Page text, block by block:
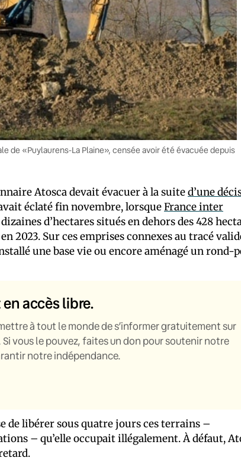
de «Puylaurens-La Plaine», censée avoir été évacuée depuis
Atosca devait évacuer à la suited’une
éclaté fin novembre, lorsqueFrance inter
d’hectares situés en dehors des 428
2023. Sur ces emprises connexes au tracé
une base vie ou encore aménagé un rond-
accès libre.
à tout le monde de s’informer gratuitement sur
vous le pouvez, faites un don pour soutenir notre
notre indépendance.
de libérer sous quatre jours ces terrains –
– qu’elle occupait illégalement. À défaut,